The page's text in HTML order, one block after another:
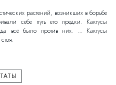
растений, возникших в борьбе
себе путь его предки. Кактусы
всё было против них. … Кактусы